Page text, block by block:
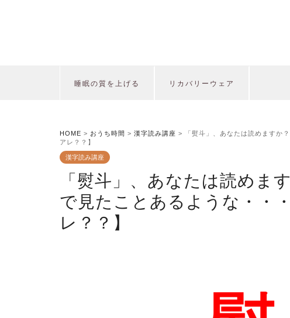
睡眠の質を上げる リカバリーウェア
HOME > おうち時間 > 漢字読み講座 >
「熨斗」、あなたは読めますか
アレ？？】
漢字読み講座
「熨斗」、あなたは読めま
で見たことあるような・・
レ？？】